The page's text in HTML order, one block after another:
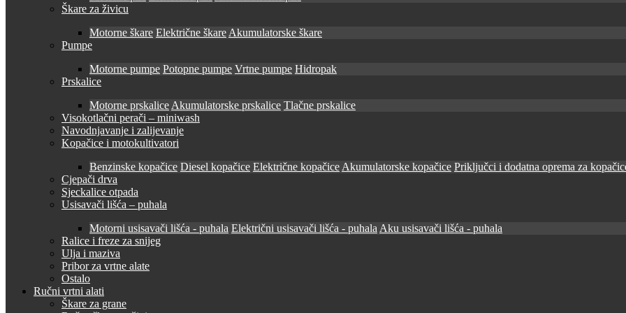
Škare za živicu
Motorne škare Električne škare Akumulatorske škare
Pumpe
Motorne pumpe Potopne pumpe Vrtne pumpe Hidropak
Prskalice
Motorne prskalice Akumulatorske prskalice Tlačne prskalice
Visokotlačni perači – miniwash
Navodnjavanje i zalijevanje
Kopačice i motokultivatori
Benzinske kopačice Diesel kopačice Električne kopačice Akumulatorske kopačice Priključci i dodatna oprema za
Cjepači drva
Sjeckalice otpada
Usisavači lišća – puhala
Motorni usisavači lišća - puhala Električni usisavači lišća - puhala Aku usisavači lišća - puhala
Ralice i freze za snijeg
Ulja i maziva
Pribor za vrtne alate
Ostalo
Ručni vrtni alati
Škare za grane